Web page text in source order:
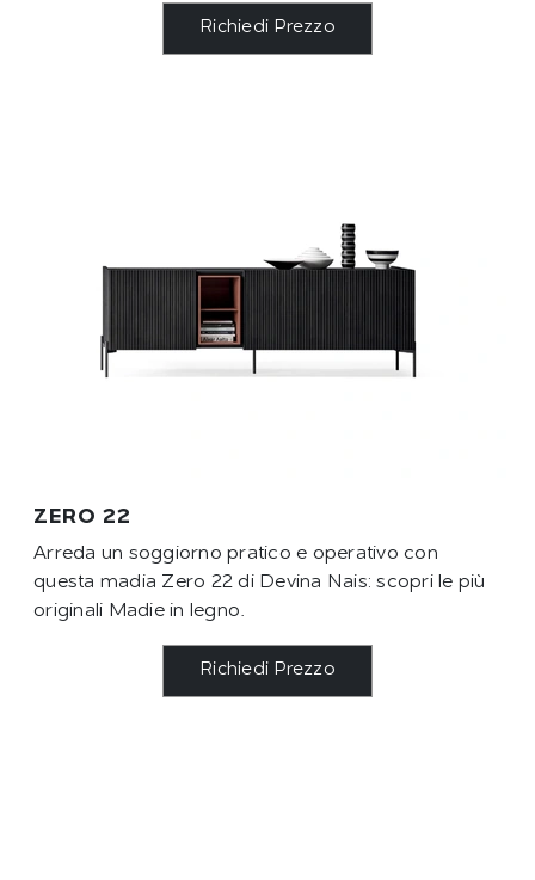
Richiedi Prezzo
ZERO 22
Arreda un soggiorno pratico e operativo con
questa madia Zero 22 di Devina Nais: scopri le più
originali Madie in legno.
Richiedi Prezzo